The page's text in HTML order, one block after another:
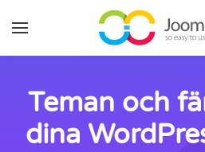
Hoppa till huvudinnehåll
Teman och
dina